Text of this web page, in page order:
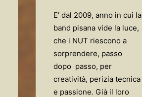
E' dal 2009, anno in cui la
band pisana vide la luce,
che i NUT riescono a
sorprendere, passo
dopo passo, per
creatività, perizia tecnica
e passione. Già il loro